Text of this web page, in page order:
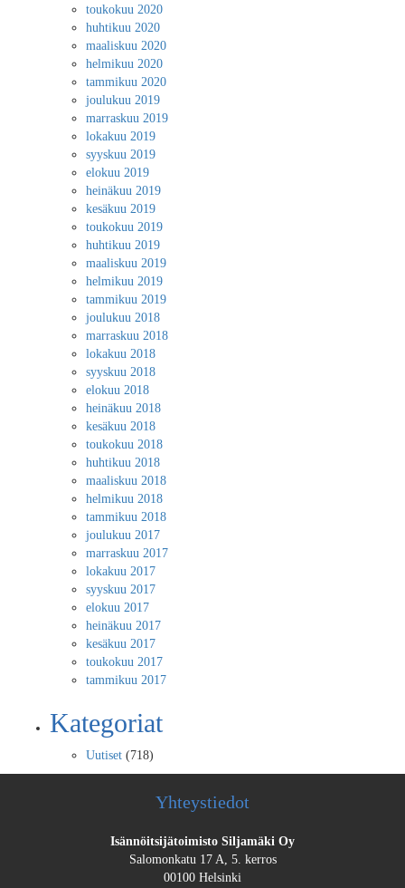
toukokuu 2020
huhtikuu 2020
maaliskuu 2020
helmikuu 2020
tammikuu 2020
joulukuu 2019
marraskuu 2019
lokakuu 2019
syyskuu 2019
elokuu 2019
heinäkuu 2019
kesäkuu 2019
toukokuu 2019
huhtikuu 2019
maaliskuu 2019
helmikuu 2019
tammikuu 2019
joulukuu 2018
marraskuu 2018
lokakuu 2018
syyskuu 2018
elokuu 2018
heinäkuu 2018
kesäkuu 2018
toukokuu 2018
huhtikuu 2018
maaliskuu 2018
helmikuu 2018
tammikuu 2018
joulukuu 2017
marraskuu 2017
lokakuu 2017
syyskuu 2017
elokuu 2017
heinäkuu 2017
kesäkuu 2017
toukokuu 2017
tammikuu 2017
Kategoriat
Uutiset (718)
Yhteystiedot
Isännöitsijätoimisto Siljamäki Oy
Salomonkatu 17 A, 5. kerros
00100 Helsinki